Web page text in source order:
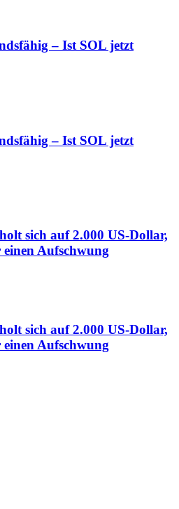
– Ist SOL jetzt
– Ist SOL jetzt
sich auf 2.000 US-Dollar,
Aufschwung
sich auf 2.000 US-Dollar,
Aufschwung